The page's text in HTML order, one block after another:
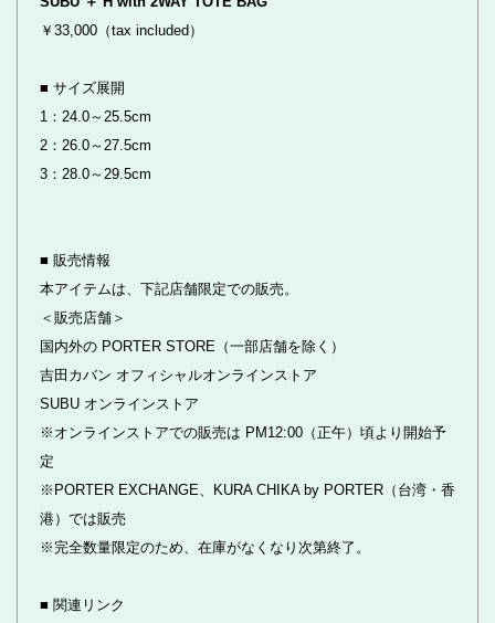
￥33,000（tax included）
■ サイズ展開
1：24.0～25.5cm
2：26.0～27.5cm
3：28.0～29.5cm
■ 販売情報
本アイテムは、下記店舗限定での販売。
＜販売店舗＞
国内外の PORTER STORE（一部店舗を除く）
吉田カバン オフィシャルオンラインストア
SUBU オンラインストア
※オンラインストアでの販売は PM12:00（正午）頃より開始予
定
※PORTER EXCHANGE、KURA CHIKA by PORTER（台湾・香
港）では販売
※完全数量限定のため、在庫がなくなり次第終了。
■ 関連リンク